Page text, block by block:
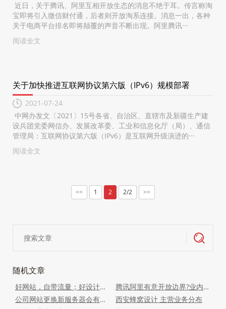
近日，关于腾讯、阿里互相开放生态的消息不绝于耳。传言称淘
宝即将引入微信财付通，后者则开放淘系连接。消息一出，各种
关于电商平台排名即将颠覆的声音不断出现。阿里腾讯···
阅读全文
关于加快推进互联网协议第六版（IPv6）规模部署
2021-07-24
中网办发文〔2021〕15号各省、自治区、直辖市及新疆生产建
设兵团党委网信办、发展改革委、工业和信息化厅（局）、通信
管理局：互联网协议第六版（IPv6）是互联网升级演进的···
阅读全文
<< 1 2 2/2 >>
随机文章
好网站，自带流量；好设计，自带成交。
腾讯阿里有意开放边界?业内人士称或将有利于SaaS产业发展
公司网站更换新服务器会有哪些影响
西安蜂窝设计 主营业务分布